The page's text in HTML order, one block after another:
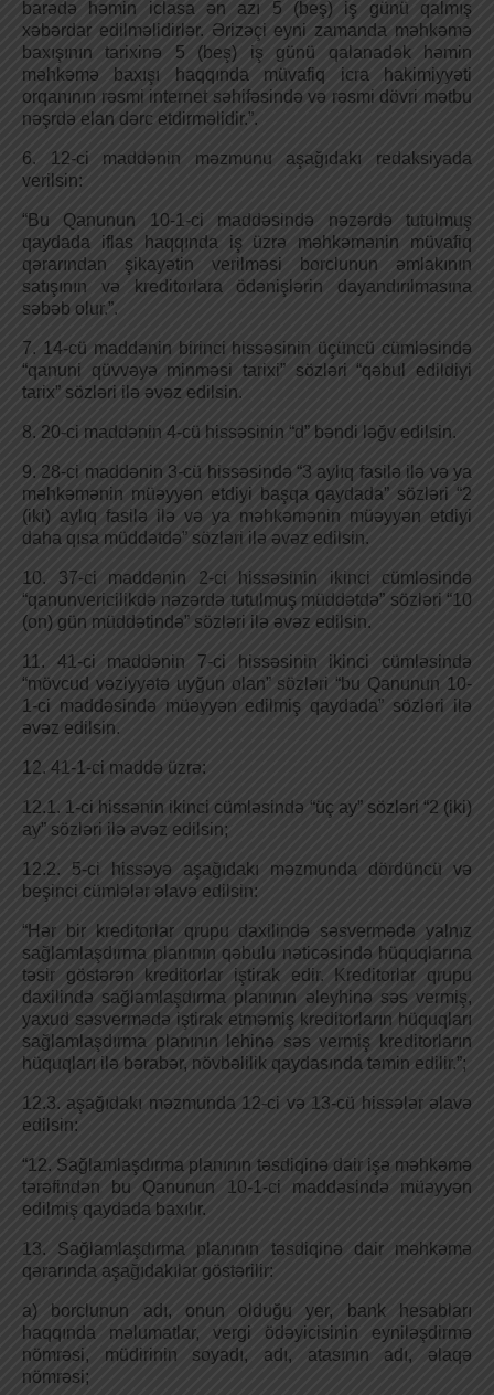
barədə həmin iclasa ən azı 5 (beş) iş günü qalmış
xəbərdar edilməlidirlər. Ərizəçi eyni zamanda məhkəmə
baxışının tarixinə 5 (beş) iş günü qalanadək həmin
məhkəmə baxışı haqqında müvafiq icra hakimiyyəti
orqanının rəsmi internet səhifəsində və rəsmi dövri mətbu
nəşrdə elan dərc etdirməlidir.”.
6. 12-ci maddənin məzmunu aşağıdakı redaksiyada
verilsin:
“Bu Qanunun 10-1-ci maddəsində nəzərdə tutulmuş
qaydada iflas haqqında iş üzrə məhkəmənin müvafiq
qərarından şikayətin verilməsi borclunun əmlakının
satışının və kreditorlara ödənişlərin dayandırılmasına
səbəb olur.”.
7. 14-cü maddənin birinci hissəsinin üçüncü cümləsində
“qanuni qüvvəyə minməsi tarixi” sözləri “qəbul edildiyi
tarix” sözləri ilə əvəz edilsin.
8. 20-ci maddənin 4-cü hissəsinin “d” bəndi ləğv edilsin.
9. 28-ci maddənin 3-cü hissəsində “3 aylıq fasilə ilə və ya
məhkəmənin müəyyən etdiyi başqa qaydada” sözləri “2
(iki) aylıq fasilə ilə və ya məhkəmənin müəyyən etdiyi
daha qısa müddətdə” sözləri ilə əvəz edilsin.
10. 37-ci maddənin 2-ci hissəsinin ikinci cümləsində
“qanunvericilikdə nəzərdə tutulmuş müddətdə” sözləri “10
(on) gün müddətində” sözləri ilə əvəz edilsin.
11. 41-ci maddənin 7-ci hissəsinin ikinci cümləsində
“mövcud vəziyyətə uyğun olan” sözləri “bu Qanunun 10-
1-ci maddəsində müəyyən edilmiş qaydada” sözləri ilə
əvəz edilsin.
12. 41-1-ci maddə üzrə:
12.1. 1-ci hissənin ikinci cümləsində “üç ay” sözləri “2 (iki)
ay” sözləri ilə əvəz edilsin;
12.2. 5-ci hissəyə aşağıdakı məzmunda dördüncü və
beşinci cümlələr əlavə edilsin:
“Hər bir kreditorlar qrupu daxilində səsvermədə yalnız
sağlamlaşdırma planının qəbulu nəticəsində hüquqlarına
təsir göstərən kreditorlar iştirak edir. Kreditorlar qrupu
daxilində sağlamlaşdırma planının əleyhinə səs vermiş,
yaxud səsvermədə iştirak etməmiş kreditorların hüquqları
sağlamlaşdırma planının lehinə səs vermiş kreditorların
hüquqları ilə bərabər, növbəlilik qaydasında təmin edilir.”;
12.3. aşağıdakı məzmunda 12-ci və 13-cü hissələr əlavə
edilsin:
“12. Sağlamlaşdırma planının təsdiqinə dair işə məhkəmə
tərəfindən bu Qanunun 10-1-ci maddəsində müəyyən
edilmiş qaydada baxılır.
13. Sağlamlaşdırma planının təsdiqinə dair məhkəmə
qərarında aşağıdakılar göstərilir:
a) borclunun adı, onun olduğu yer, bank hesabları
haqqında məlumatlar, vergi ödəyicisinin eyniləşdirmə
nömrəsi, müdirinin soyadı, adı, atasının adı, əlaqə
nömrəsi;